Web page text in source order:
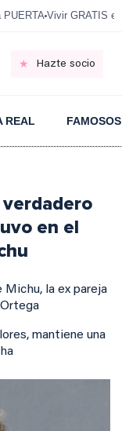
PUERTA Vivir GRATIS
Hazte socio
REAL FAMOSOS
verdadero
en el
Michu, la ex pareja
mantiene una